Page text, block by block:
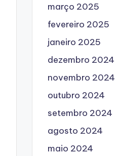
março 2025
fevereiro 2025
janeiro 2025
dezembro 2024
novembro 2024
outubro 2024
setembro 2024
agosto 2024
maio 2024